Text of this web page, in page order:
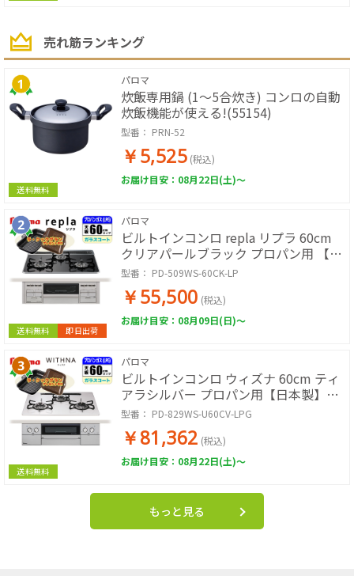
売れ筋ランキング
送料無料
パロマ
炊飯専用鍋 (1～5合炊き) コンロの自動
炊飯機能が使える!(55154)
型番： PRN-52
￥5,525 (税込)
お届け目安：08月22日(土)～
送料無料 即日出荷
パロマ
ビルトインコンロ repla リプラ 60cm
クリアパールブラック プロパン用 【日
本製】台数限定!!ラ・クックグランサー
ビス!
型番： PD-509WS-60CK-LP
￥55,500 (税込)
お届け目安：08月09日(日)～
送料無料
パロマ
ビルトインコンロ ウィズナ 60cm ティ
アラシルバー プロパン用【日本製】台
数限定!!ラ・クックグランサービス!
型番： PD-829WS-U60CV-LPG
￥81,362 (税込)
お届け目安：08月22日(土)～
もっと見る